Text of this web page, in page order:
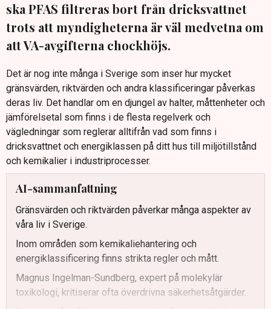
ska PFAS filtreras bort från dricksvattnet
trots att myndigheterna är väl medvetna om
att VA-avgifterna chockhöjs.
Det är nog inte många i Sverige som inser hur mycket
gränsvärden, riktvärden och andra klassificeringar påverkas
deras liv. Det handlar om en djungel av halter, måttenheter och
jämförelsetal som finns i de flesta regelverk och
vägledningar som reglerar alltifrån vad som finns i
dricksvattnet och energiklassen på ditt hus till miljötillstånd
och kemikalier i industriprocesser.
AI-sammanfattning
Gränsvärden och riktvärden påverkar många aspekter av
våra liv i Sverige.
Inom områden som kemikaliehantering och
energiklassificering finns strikta regler och mått.
Magnus Ingelman-Sundberg, expert på molekylär
toxikologi, kritiserar ofta överdrivna säkerhetsåtgärder.